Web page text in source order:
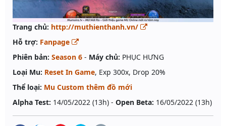
Trang chủ: http://muthienthanh.vn/
Hỗ trợ: Fanpage
Phiên bản: Season 6 - Máy chủ: PHỤC HƯNG
Loại Mu: Reset In Game, Exp 300x, Drop 20%
Thể loại: Mu Custom thêm đồ mới
Alpha Test: 14/05/2022 (13h) - Open Beta: 16/05/2022 (13h)